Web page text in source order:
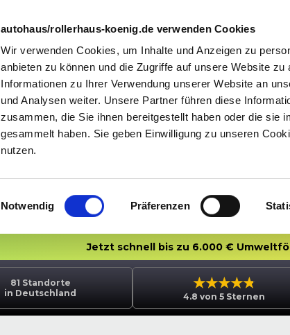
autohaus/rollerhaus-koenig.de verwenden Cookies
Wir verwenden Cookies, um Inhalte und Anzeigen zu
anbieten zu können und die Zugriffe auf unsere Website
Informationen zu Ihrer Verwendung unserer Website an
und Analysen weiter. Unsere Partner führen diese
zusammen, die Sie ihnen bereitgestellt haben oder die sie
gesammelt haben. Sie geben Einwilligung zu unseren
nutzen.
Einwilligungsauswahl
Notwendig Präferenzen
Jetzt schnell bis zu 6.000 €
81 Standorte
in Deutschland
4.8 von 5 Sternen